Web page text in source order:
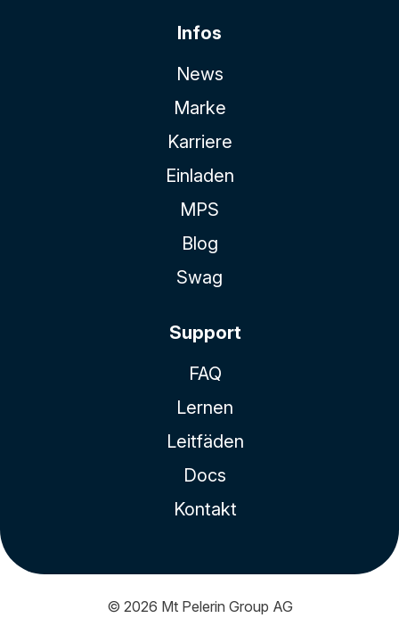
Infos
News
Marke
Karriere
Einladen
MPS
Blog
Swag
Support
FAQ
Lernen
Leitfäden
Docs
Kontakt
© 2026 Mt Pelerin Group AG